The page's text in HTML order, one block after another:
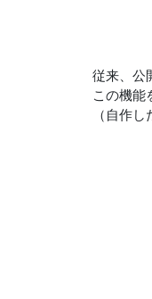
従来、公
この機能
（自作